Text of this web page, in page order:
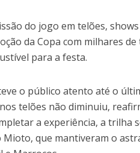
do jogo em telões,
da Copa com milhares
para a festa.
o público atento até o
telões não diminuiu,
a experiência, a
que mantiveram o